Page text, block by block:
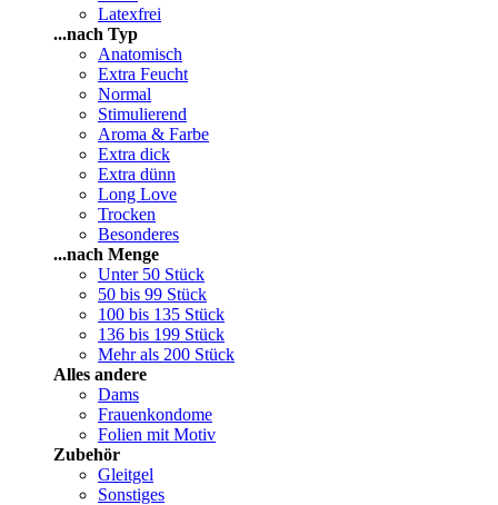
Latexfrei
...nach Typ
Anatomisch
Extra Feucht
Normal
Stimulierend
Aroma & Farbe
Extra dick
Extra dünn
Long Love
Trocken
Besonderes
...nach Menge
Unter 50 Stück
50 bis 99 Stück
100 bis 135 Stück
136 bis 199 Stück
Mehr als 200 Stück
Alles andere
Dams
Frauenkondome
Folien mit Motiv
Zubehör
Gleitgel
Sonstiges